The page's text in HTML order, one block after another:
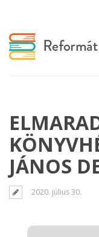
JÁNOS
2020. július 30.